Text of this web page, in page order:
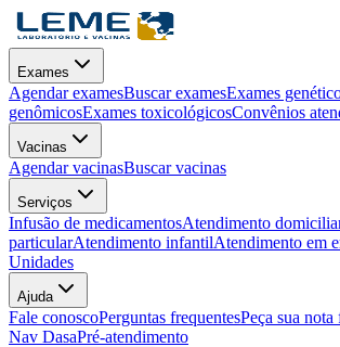
Exames
Agendar examesBuscar examesExames
genômicosExames toxicológicosConvênios
Vacinas
Agendar vacinasBuscar vacinas
Serviços
Infusão de medicamentosAtendimento
particularAtendimento infantilAtendimento em
Unidades
Ajuda
Fale conoscoPerguntas frequentesPeça sua nota
Nav DasaPré-atendimento